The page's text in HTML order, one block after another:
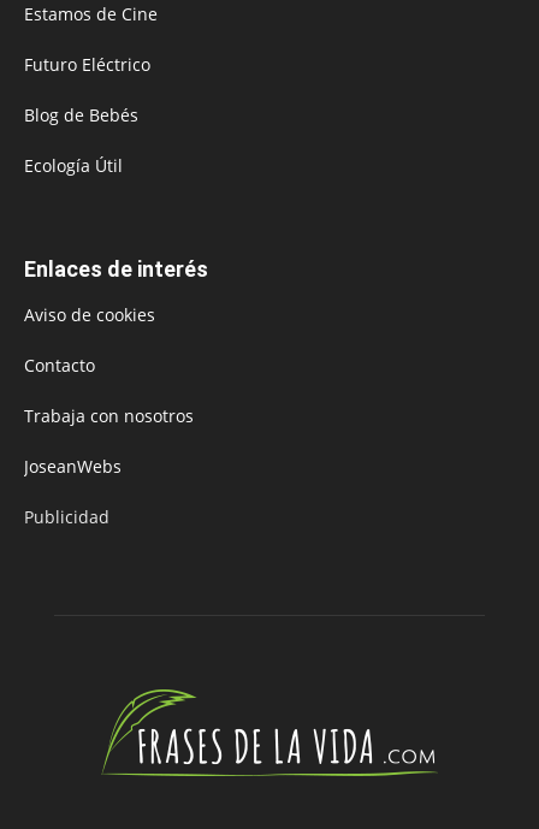
Estamos de Cine
Futuro Eléctrico
Blog de Bebés
Ecología Útil
Enlaces de interés
Aviso de cookies
Contacto
Trabaja con nosotros
JoseanWebs
Publicidad